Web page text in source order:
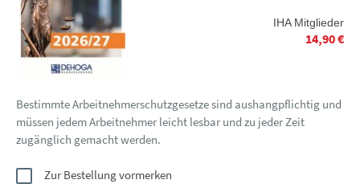
IHA Mitglieder
14,90 €
Bestimmte Arbeitnehmerschutzgesetze sind aushangpflichtig und
müssen jedem Arbeitnehmer leicht lesbar und zu jeder Zeit
zugänglich gemacht werden.
Zur Bestellung vormerken